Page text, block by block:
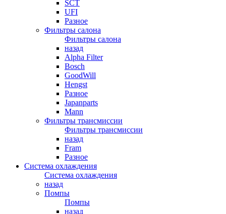
SCT
UFI
Разное
Фильтры салона
Фильтры салона
назад
Alpha Filter
Bosch
GoodWill
Hengst
Разное
Japanparts
Mann
Фильтры трансмиссии
Фильтры трансмиссии
назад
Fram
Разное
Система охлаждения
Система охлаждения
назад
Помпы
Помпы
назад